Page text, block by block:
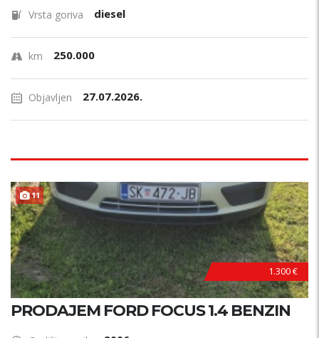
Vrsta goriva diesel
km 250.000
Objavljen 27.07.2026.
11
1.300 €
PRODAJEM FORD FOCUS 1.4 BENZIN